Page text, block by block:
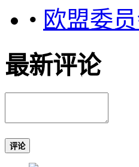
• 欧盟委
最新评论
评论